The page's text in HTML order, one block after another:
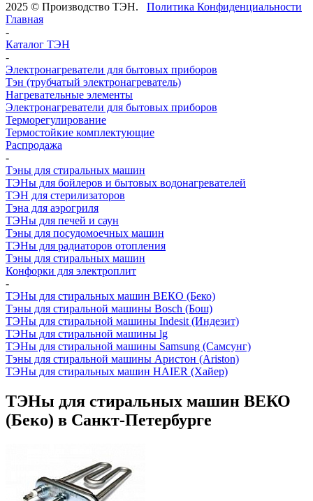
2025 © Производство ТЭН. Политика Конфиденциальности
Главная
-
Каталог ТЭН
-
Электронагреватели для бытовых приборов
Тэн (трубчатый электронагреватель)
Нагревательные элементы
Электронагреватели для бытовых приборов
Терморегулирование
Термостойкие комплектующие
Распродажа
-
Тэны для стиральных машин
ТЭНы для бойлеров и бытовых водонагревателей
ТЭН для стерилизаторов
Тэна для аэрогриля
ТЭНы для печей и саун
Тэны для посудомоечных машин
ТЭНы для радиаторов отопления
Тэны для стиральных машин
Конфорки для электроплит
-
ТЭНы для стиральных машин ВЕКО (Беко)
Тэны для стиральной машины Bosch (Бош)
ТЭНы для стиральной машины Indesit (Индезит)
ТЭНы для стиральной машины lg
ТЭНы для стиральной машины Samsung (Самсунг)
Тэны для стиральной машины Аристон (Ariston)
ТЭНы для стиральных машин HAIER (Хайер)
ТЭНы для стиральных машин ВЕКО
(Беко) в Санкт-Петербурге